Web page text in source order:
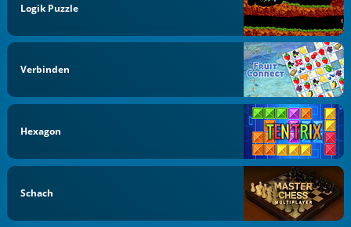
Logik Puzzle
Verbinden
Hexagon
Schach